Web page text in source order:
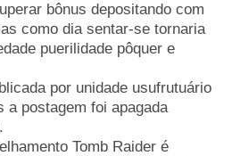
bônus depositando com
como dia sentar-se tornaria
puerilidade pôquer e
por unidade usufrutuário
a postagem foi apagada
Tomb Raider é